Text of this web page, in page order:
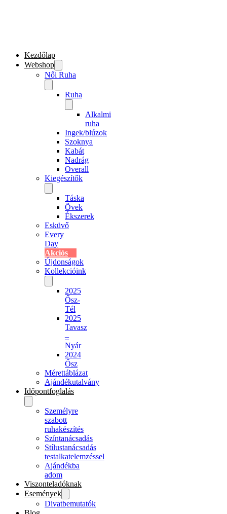
Női Ruha
Ruha
Ingek/blúzok
Szoknya
Kabát
Nadrág
Overall
Kiegészítők
Táska
Ékszerek
Esküvő
Day
Akciós
Újdonságok
Kollekcióink
2025
Tél
2025
Tavasz
–
Nyár
2024
Ősz
Mérettáblázat
Ajándékutalvány
Időpontfoglalás
Személyre
szabott
ruhakészítés
Színtanácsadás
Stílustanácsadás
testalkatelemzéssel
Ajándékba
adom
Viszonteladóknak
Események
Divatbemutatók
Blog
Rólunk
Kapcsolat